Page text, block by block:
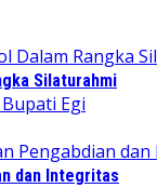
Silaturahmi
dan Integritas